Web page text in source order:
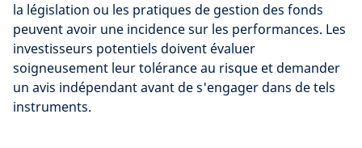
la législation ou les pratiques de gestion des fonds
peuvent avoir une incidence sur les performances. Les
investisseurs potentiels doivent évaluer
soigneusement leur tolérance au risque et demander
un avis indépendant avant de s'engager dans de tels
instruments.